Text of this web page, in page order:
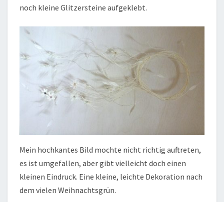
noch kleine Glitzersteine aufgeklebt.
Mein hochkantes Bild mochte nicht richtig auftreten,
es ist umgefallen, aber gibt vielleicht doch einen
kleinen Eindruck. Eine kleine, leichte Dekoration nach
dem vielen Weihnachtsgrün.